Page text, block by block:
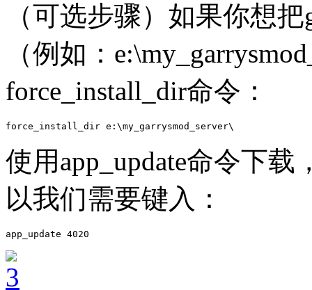
（可选步骤）如果你想
（例如：
force_install_dir命令：
force_install_dir e:\my_garrysmod_server\
使用app_update命令下
以我们需要键入：
app_update 4020